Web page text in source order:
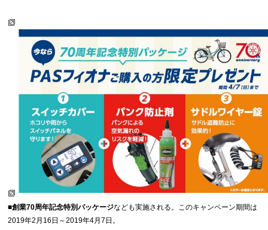
■創業70周年記念特別パッケージなども実施される。このキャンペーン期間は
2019年2月16日～2019年4月7日。